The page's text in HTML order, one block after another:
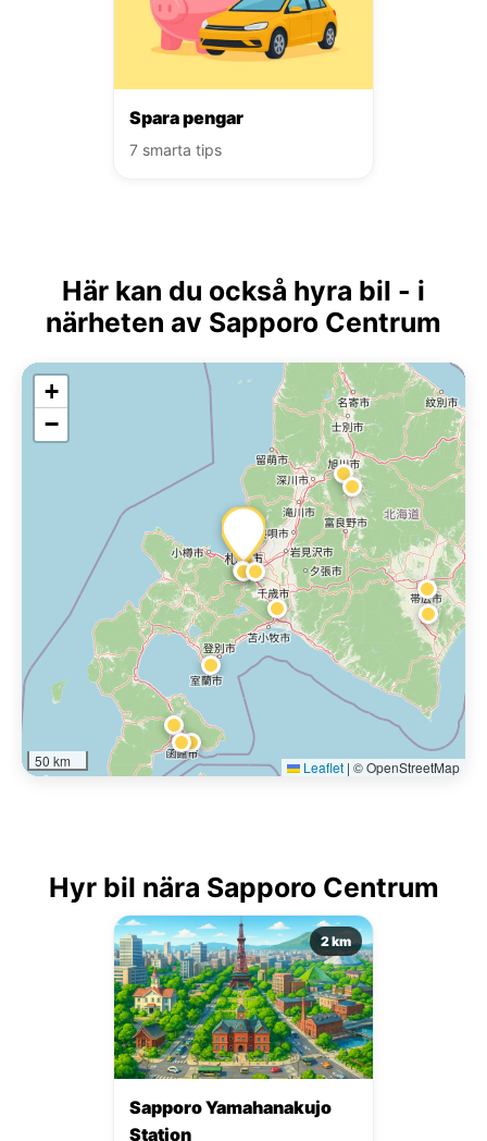
Spara pengar
7 smarta tips
Här kan du också hyra bil - i
närheten av Sapporo Centrum
+
−
50 km Leaflet | © OpenStreetMap
Hyr bil nära Sapporo Centrum
2 km
Sapporo Yamahanakujo
Station